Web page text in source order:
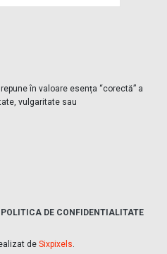
în valoare esența “corectă” a
vulgaritate sau
POLITICA DE CONFIDENTIALITATE
de Sixpixels